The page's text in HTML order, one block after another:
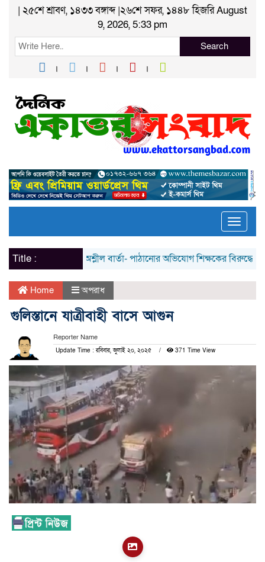
| ২৫শে শ্রাবণ, ১৪৩৩ বঙ্গাব্দ |২৬শে সফর, ১৪৪৮ হিজরি August
9, 2026, 5:33 pm
Search
Toggle
Title :ছাত্রীকে অশ্লীল বার্তা- পাঠানোর অভিযোগ শিক্ষকের বিরুদ্ধে; প্রমাণ
Home অপরাধ
গুলিস্তানে যাত্রীবাহী বাসে আগুন
Reporter Name
Update Time : রবিবার, জুলাই ২০, ২০২৫ 371 Time View